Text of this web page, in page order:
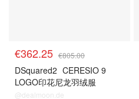
€362.25 €805.00
DSquared2 CERESIO 9
LOGO印花尼龙羽绒服
@dealmoon.de